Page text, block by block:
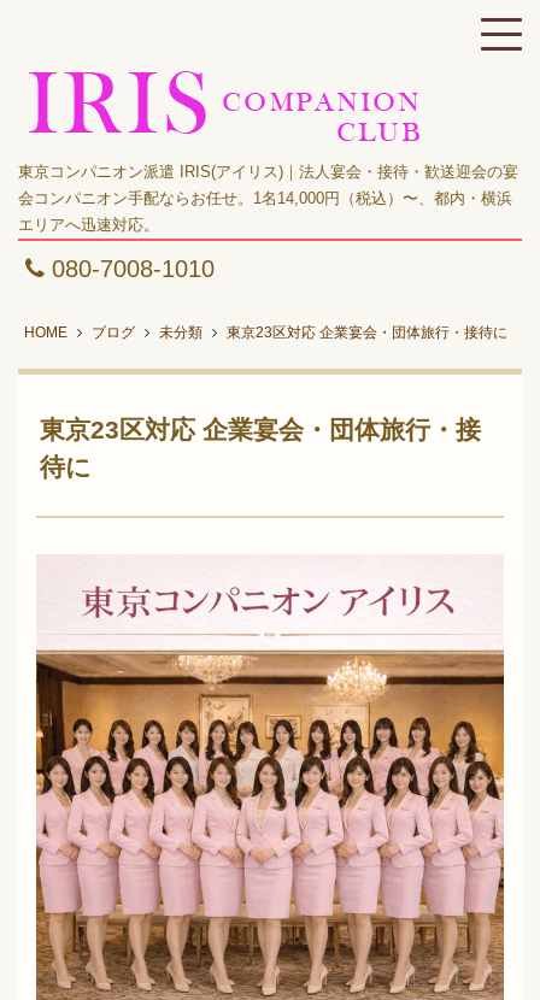
東京コンパニオン派遣 IRIS(アイリス)｜法人宴会・接待・歓送迎会の宴
会コンパニオン手配ならお任せ。1名14,000円（税込）〜、都内・横浜
エリアへ迅速対応。
080-7008-1010
HOME ブログ 未分類 東京23区対応 企業宴会・団体旅行・接待に
東京23区対応 企業宴会・団体旅行・接
待に